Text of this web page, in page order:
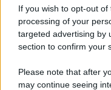
If you wish to opt-out
processing of your
targeted advertising by
section to confirm your
Please note that after
may continue seeing